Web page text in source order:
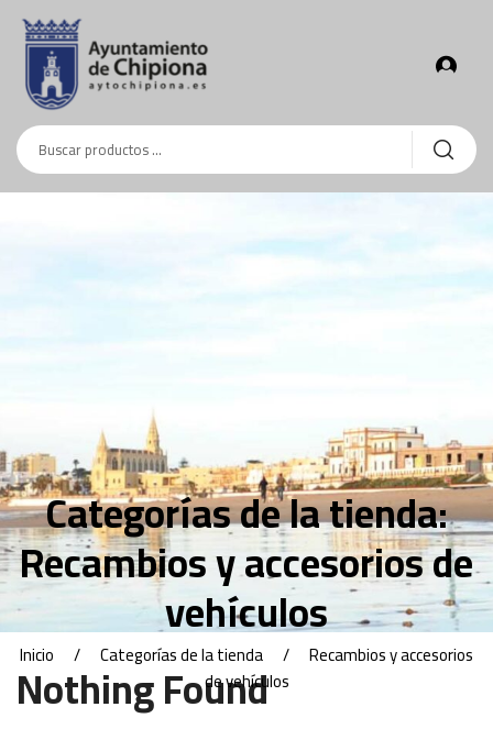
Categorías de la tienda:
Recambios y accesorios de
vehículos
Inicio Categorías de la tienda
Recambios y accesorios
de vehículos
Nothing Found